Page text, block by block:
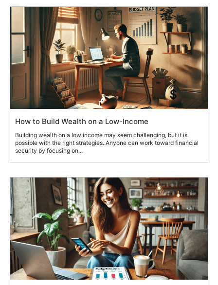
How to Build Wealth on a Low-Income
Building wealth on a low income may seem challenging, but it is
possible with the right strategies. Anyone can work toward financial
security by focusing on...